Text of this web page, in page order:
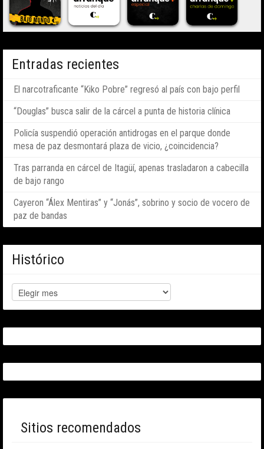
Entradas recientes
El narcotraficante “Kiko Pobre” regresó al país con bajo perfil
“Douglas” busca salir de la cárcel a punta de historia clínica
Policía suspendió operación antidrogas en el parque donde
mesa de paz desmontará plaza de vicio, ¿coincidencia?
Tras parranda en cárcel de Itagüí, apenas trasladaron a cabecilla
de bajo rango
Cayeron “Álex Mentiras” y “Jonás”, sobrino y socio de vocero de
paz de bandas
Histórico
Sitios recomendados